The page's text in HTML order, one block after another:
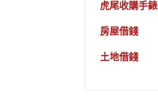
虎尾收購手錶
房屋借錢
土地借錢